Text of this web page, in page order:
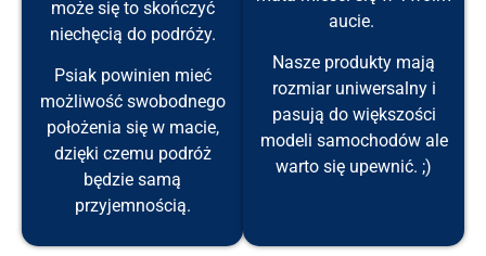
może się to skończyć
niechęcią do podróży.
Psiak powinien mieć
możliwość swobodnego
położenia się w macie,
dzięki czemu podróż
będzie samą
przyjemnością.
aucie.
Nasze produkty mają
rozmiar uniwersalny i
pasują do większości
modeli samochodów ale
warto się upewnić. ;)